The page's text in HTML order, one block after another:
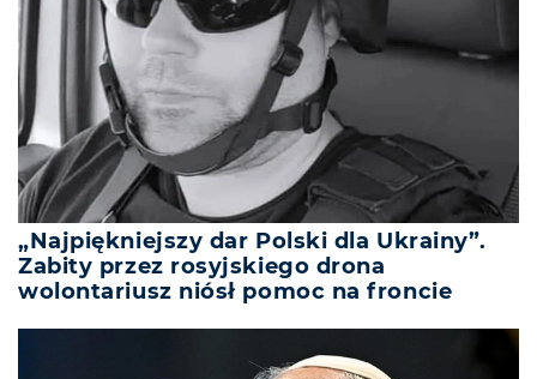
„Najpiękniejszy dar Polski dla Ukrainy”.
Zabity przez rosyjskiego drona
wolontariusz niósł pomoc na froncie